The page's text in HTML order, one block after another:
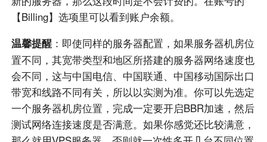
【Billing】选项里可以看到账户余额。
温馨提醒：即使同样的服务器配置，如果服务器机房位
置不同，其宽带类型和地区所搭建的服务器网络速度也
会不同，这与中国电信、中国联通、中国移动国际出口
带宽和线路不同有关，所以以实测为准。你可以先选定
一个服务器机房位置，完成一定要开启BBR加速，然后
测试网络连接速度是否满意。如果你感觉还比较满意，